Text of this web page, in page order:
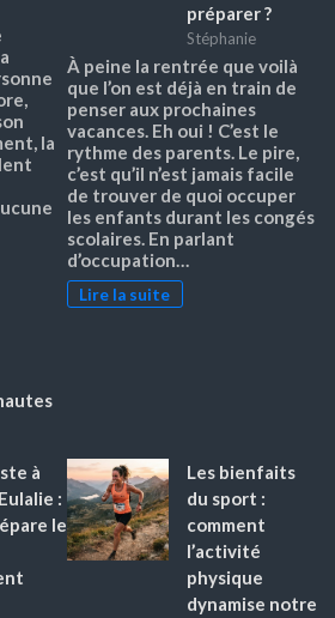
la
préparer ?
Stéphanie
À peine la rentrée que voilà
que l’on est déjà en train de
penser aux prochaines
vacances. Eh oui ! C’est le
rythme des parents. Le pire,
c’est qu’il n’est jamais facile
de trouver de quoi occuper
les enfants durant les congés
scolaires. En parlant
d’occupation…
Lire la suite
à
:
le
Les bienfaits
du sport :
comment
l’activité
physique
dynamise notre